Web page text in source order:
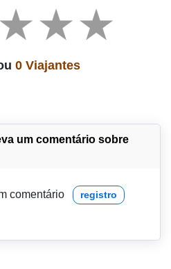
0 Viajantes
um comentário sobre
comentário registro